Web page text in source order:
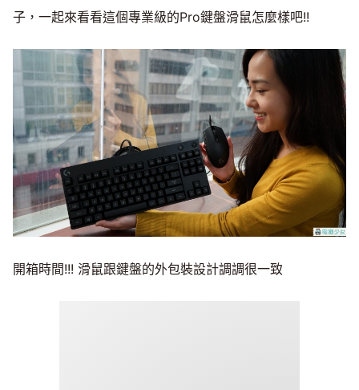
子，一起來看看這個專業級的Pro鍵盤滑鼠怎麼樣吧!!
開箱時間!!! 滑鼠跟鍵盤的外包裝設計調調很一致